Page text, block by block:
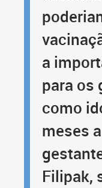
a
para os
como
meses
Filipak,